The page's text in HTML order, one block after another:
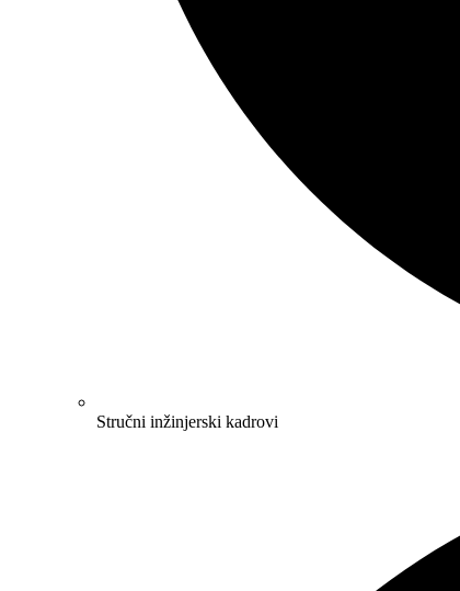
Stručni inžinjerski kadrovi